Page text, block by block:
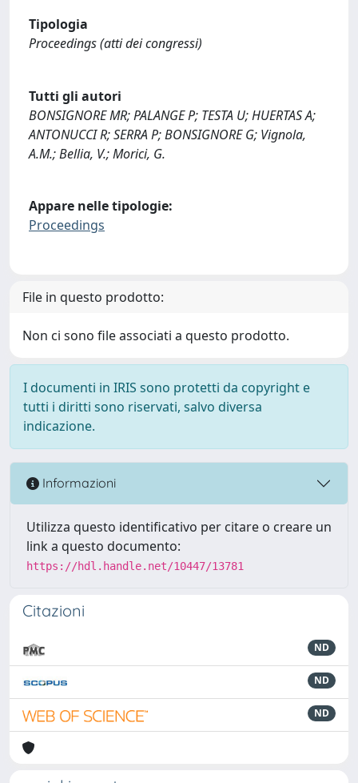
Tipologia
Proceedings (atti dei congressi)
Tutti gli autori
BONSIGNORE MR; PALANGE P; TESTA U; HUERTAS A;
ANTONUCCI R; SERRA P; BONSIGNORE G; Vignola,
A.M.; Bellia, V.; Morici, G.
Appare nelle tipologie:
Proceedings
File in questo prodotto:
Non ci sono file associati a questo prodotto.
I documenti in IRIS sono protetti da copyright e
tutti i diritti sono riservati, salvo diversa
indicazione.
Informazioni
Utilizza questo identificativo per citare o creare un
link a questo documento:
https://hdl.handle.net/10447/13781
Citazioni
ND
ND
ND